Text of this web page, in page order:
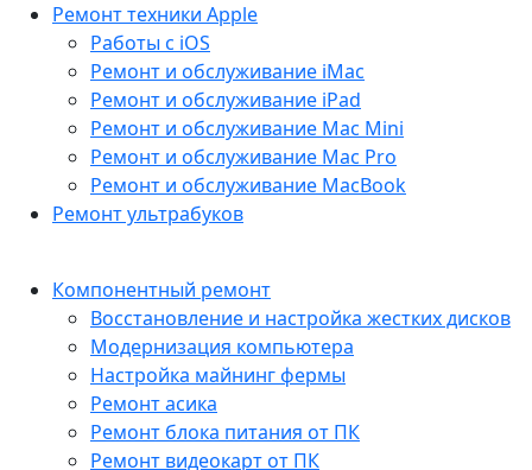
Ремонт техники Apple
Работы с iOS
Ремонт и обслуживание iMac
Ремонт и обслуживание iPad
Ремонт и обслуживание Mac Mini
Ремонт и обслуживание Mac Pro
Ремонт и обслуживание MacBook
Ремонт ультрабуков
Компонентный ремонт
Восстановление и настройка жестких дисков
Модернизация компьютера
Настройка майнинг фермы
Ремонт асика
Ремонт блока питания от ПК
Ремонт видеокарт от ПК